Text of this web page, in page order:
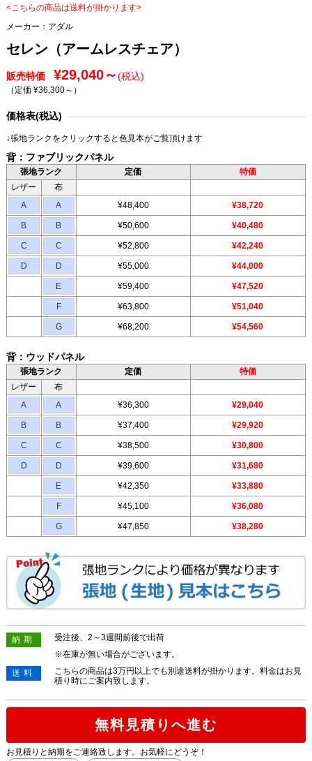
<こちらの商品は送料が掛かります>
メーカー： アダル
セレン（アームレスチェア）
販売特価 ¥29,040～(税込)
（定価 ¥36,300～ ）
価格表(税込)
↓張地ランクをクリックすると色見本がご覧頂けます
背：ファブリックパネル
張地ランク 定価
特価
レザー
布
A
A ¥48,400 ¥38,720
B B ¥50,600 ¥40,480
C C ¥52,800 ¥42,240
D D ¥55,000 ¥44,000
E ¥59,400 ¥47,520
F ¥63,800 ¥51,040
G ¥68,200 ¥54,560
背：ウッドパネル
張地ランク 定価
特価
レザー
布
A
A ¥36,300 ¥29,040
B B ¥37,400 ¥29,920
C C ¥38,500 ¥30,800
D D ¥39,600 ¥31,680
E ¥42,350 ¥33,880
F ¥45,100 ¥36,080
G ¥47,850 ¥38,280
納期
受注後、2～3週間前後で出荷
※在庫が無い場合がございます。
送料
こちらの商品は3万円以上でも別途送料が掛かります。料金はお見
積り時にご案内致します。
無料見積りへ進む
お見積りと納期をご連絡致します。お気軽にどうぞ！